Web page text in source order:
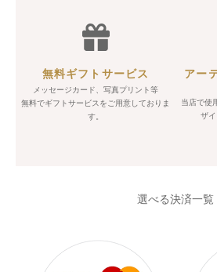
無料ギフトサービス
メッセージカード、写真プリント等
無料でギフトサービスをご用意しておりま
す。
アー
当店で使
ザ
選べる決済一覧